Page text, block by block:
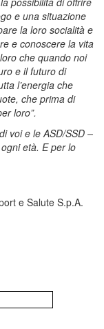
e una situazione
la loro socialità e
e conoscere la vita
che quando noi
e il futuro di
l’energia che
che prima di
loro”.
voi e le ASD/SSD –
età. E per lo
e Salute S.p.A.